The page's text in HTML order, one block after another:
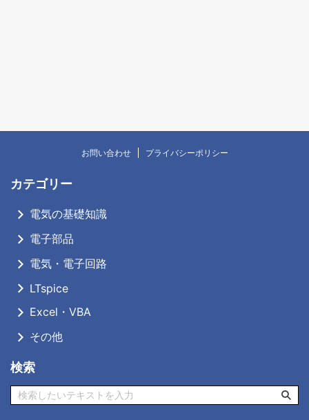
お問い合わせ プライバシーポリシー
カテゴリー
電気の基礎知識
電子部品
電気・電子回路
LTspice
Excel・VBA
その他
検索